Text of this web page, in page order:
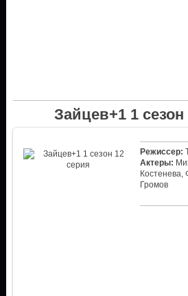
Зайцев+1 1 сезон
Режиссер:
Актеры:
Костенева,
Громов